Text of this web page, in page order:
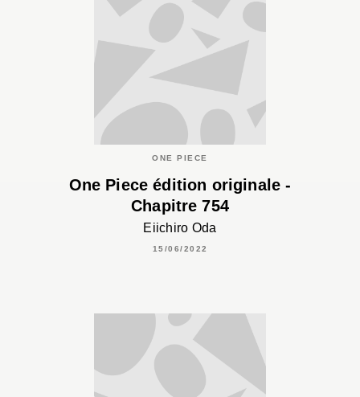
ONE PIECE
One Piece édition originale -
Chapitre 754
Eiichiro Oda
15/06/2022